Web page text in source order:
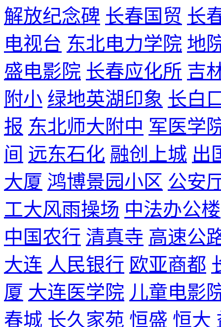
解放纪念碑 长春国贸 长
电视台 东北电力学院 地
盛电影院 长春应化所 吉
附小 绿地英湖印象 长白
报 东北师大附中 军医学
间 远东石化 融创上城 出
大厦 鸿博景园小区 公安
工大风雨操场 中法办公楼
中国农行 清真寺 高速公
大连 人民银行 欧亚商都
厦 大连医学院 儿童电影
春城 长久家苑 恒盛 恒大